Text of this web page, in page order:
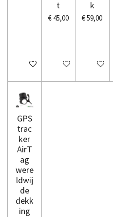
In winkelwagen
t
€ 45,00
In winkelwagen
k
€ 59,00
In
GPS
trac
ker
AirT
ag
were
ldwij
de
dekk
ing